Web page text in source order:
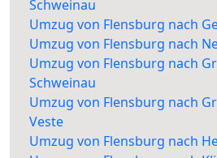
Schweinau
Umzug von Flensburg nach
Umzug von Flensburg nach
Umzug von Flensburg nach
Schweinau
Umzug von Flensburg nach
Veste
Umzug von Flensburg nach